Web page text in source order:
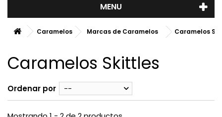
MENU
Caramelos Marcas de Caramelos Caramelos
Caramelos Skittles
Ordenar por --